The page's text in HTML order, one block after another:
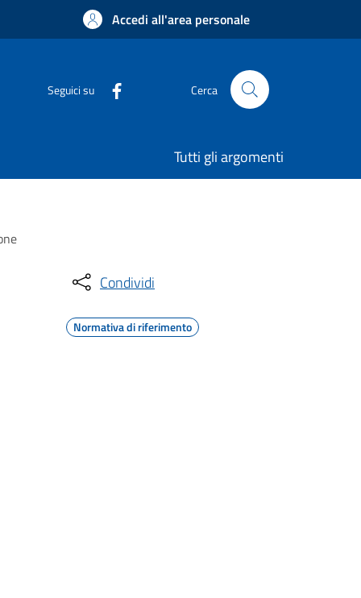
Accedi all'area personale
Seguici su Cerca
Tutti gli argomenti
Condividi
Normativa di riferimento